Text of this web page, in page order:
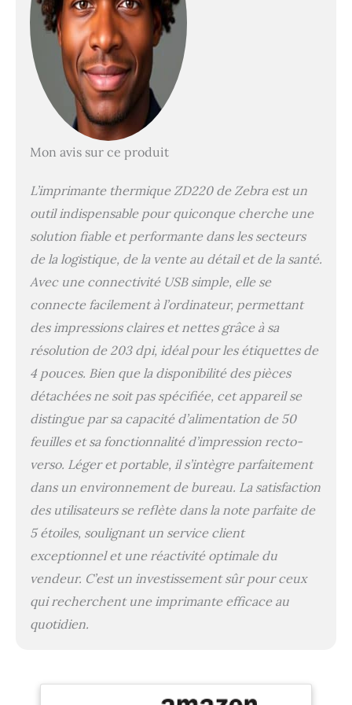
l'identification de l'état
de l'imprimante.
Imprimez rapidement :
l'installation facile rend
le ZD220 prêt à imprimer
dès la sortie de la boîte. Il
imprime rapidement des
seconde et dispose d'une
connectivité USB.
accédez rapidement aux
services de support de
réparation, au support
technique en direct et au
support logiciel partout
dans le monde grâce à
Zebra et son réseau de
confiance de plus de 10
000 partenaires.
Construction de qualité :
conçu avec la qualité
Zebra le ZD220 est
conçu pour durer des
Mon avis sur ce produit
L’imprimante thermique ZD220 de Zebra est un
outil indispensable pour quiconque cherche une
solution fiable et performante dans les secteurs
de la logistique, de la vente au détail et de la santé.
Avec une connectivité USB simple, elle se
connecte facilement à l’ordinateur, permettant
des impressions claires et nettes grâce à sa
résolution de 203 dpi, idéal pour les étiquettes de
4 pouces. Bien que la disponibilité des pièces
détachées ne soit pas spécifiée, cet appareil se
distingue par sa capacité d’alimentation de 50
feuilles et sa fonctionnalité d’impression recto-
verso. Léger et portable, il s’intègre parfaitement
dans un environnement de bureau. La satisfaction
des utilisateurs se reflète dans la note parfaite de
5 étoiles, soulignant un service client
exceptionnel et une réactivité optimale du
vendeur. C’est un investissement sûr pour ceux
qui recherchent une imprimante efficace au
quotidien.